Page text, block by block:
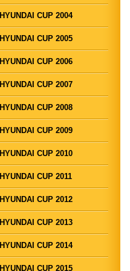
HYUNDAI CUP 2004
HYUNDAI CUP 2005
HYUNDAI CUP 2006
HYUNDAI CUP 2007
HYUNDAI CUP 2008
HYUNDAI CUP 2009
HYUNDAI CUP 2010
HYUNDAI CUP 2011
HYUNDAI CUP 2012
HYUNDAI CUP 2013
HYUNDAI CUP 2014
HYUNDAI CUP 2015